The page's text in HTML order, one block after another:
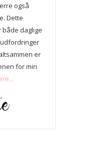
også
Dette
daglige
er
for min